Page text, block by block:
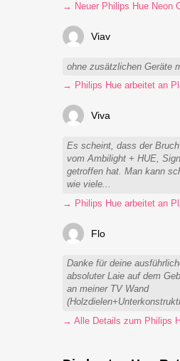
Viav
ohne zusätzlichen Geräte
Viva
Es scheint, dass der
vom Ambilight + HUE,
getroffen hat. Man kann
wie viele...
Flo
Danke für deine
absoluter Laie auf dem
an meiner TV Wand